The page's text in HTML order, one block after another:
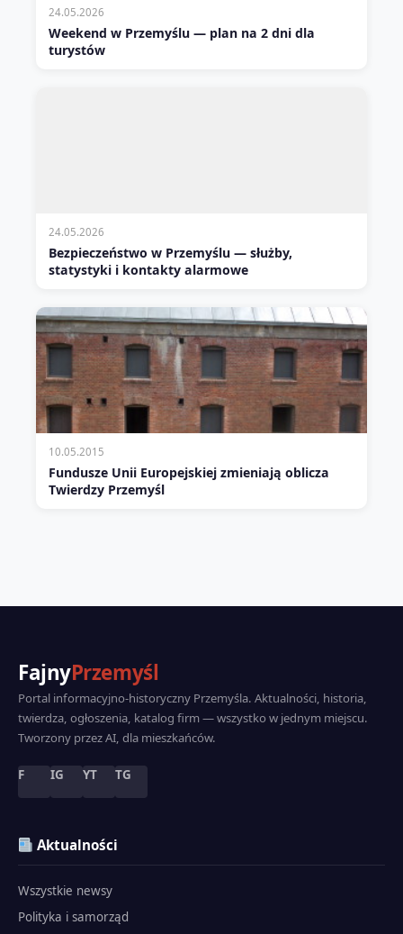
24.05.2026
Weekend w Przemyślu — plan na 2 dni dla
turystów
24.05.2026
Bezpieczeństwo w Przemyślu — służby,
statystyki i kontakty alarmowe
10.05.2015
Fundusze Unii Europejskiej zmieniają oblicza
Twierdzy Przemyśl
FajnyPrzemyśl
Portal informacyjno-historyczny Przemyśla. Aktualności, historia,
twierdza, ogłoszenia, katalog firm — wszystko w jednym miejscu.
Tworzony przez AI, dla mieszkańców.
F IG YT TG
Aktualności
Wszystkie newsy
Polityka i samorząd